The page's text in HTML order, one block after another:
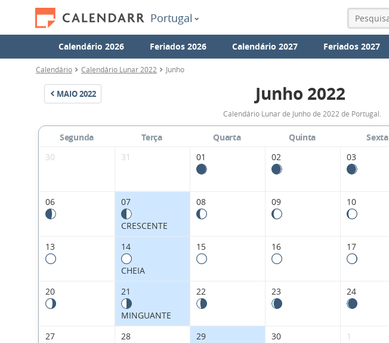
Portugal
Calendário 2026 Feriados 2026 Calendário 2027 Feriados 2027
Calendário Calendário Lunar 2022 Junho
MAIO2022
Fases
da
Lua
Junho 2022
Calendário Lunar de Junho de 2022 de Portugal.
Segunda Terça Quarta Quinta Sexta
30
31 01 02 03
06 07
CRESCENTE
08 09 10
13 14
CHEIA
15 16 17
20 21
MINGUANTE
22 23 24
27 28 29 30 1